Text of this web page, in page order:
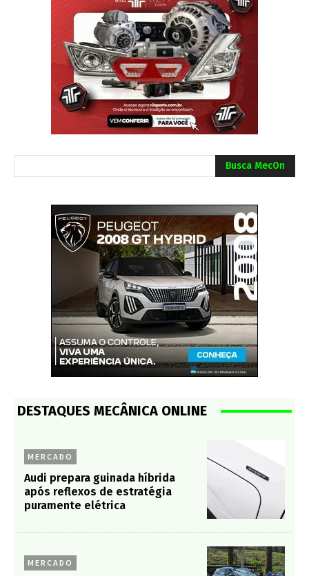
Busca MecOn
DESTAQUES MECÂNICA ONLINE
MERCADO
Audi prepara guinada híbrida
após reflexos de estratégia
puramente elétrica
MERCADO